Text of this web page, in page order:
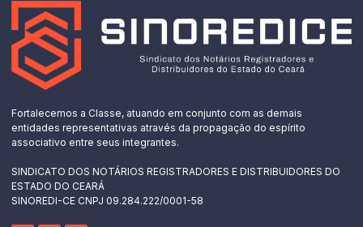
Fortalecemos a Classe, atuando em conjunto com as demais
entidades representativas através da propagação do espírito
associativo entre seus integrantes.
SINDICATO DOS NOTÁRIOS REGISTRADORES E DISTRIBUIDORES DO
ESTADO DO CEARÁ
SINOREDI-CE CNPJ 09.284.222/0001-58